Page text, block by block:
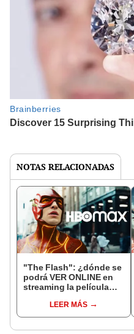
NOTAS RELACIONADAS
"The Flash": ¿dónde se
podrá VER ONLINE en
streaming la película
LEER MÁS